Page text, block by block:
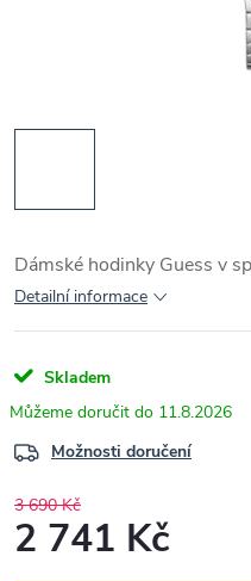
Dámské hodinky Guess v
Detailní informace
Skladem
11.8.2026
Možnosti doručení
3 690 Kč
2 741 Kč